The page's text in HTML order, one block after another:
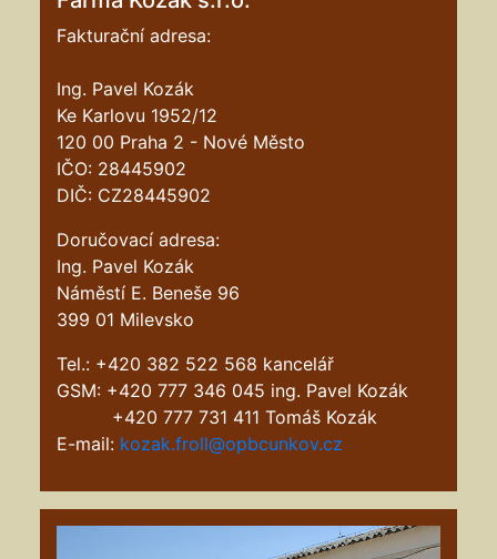
Fakturační adresa:
Ing. Pavel Kozák
Ke Karlovu 1952/12
120 00 Praha 2 - Nové Město
IČO: 28445902
DIČ: CZ28445902
Doručovací adresa:
Ing. Pavel Kozák
Náměstí E. Beneše 96
399 01 Milevsko
Tel.: +420 382 522 568 kancelář
GSM: +420 777 346 045 ing. Pavel Kozák
+420 777 731 411 Tomáš Kozák
E-mail: kozak.froll@opbcunkov.cz